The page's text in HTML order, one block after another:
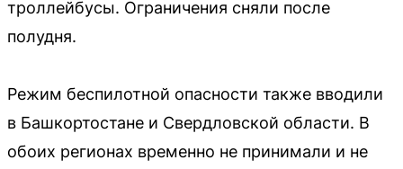
троллейбусы. Ограничения сняли после
полудня.
Режим беспилотной опасности также вводили
в Башкортостане и Свердловской области. В
обоих регионах временно не принимали и не